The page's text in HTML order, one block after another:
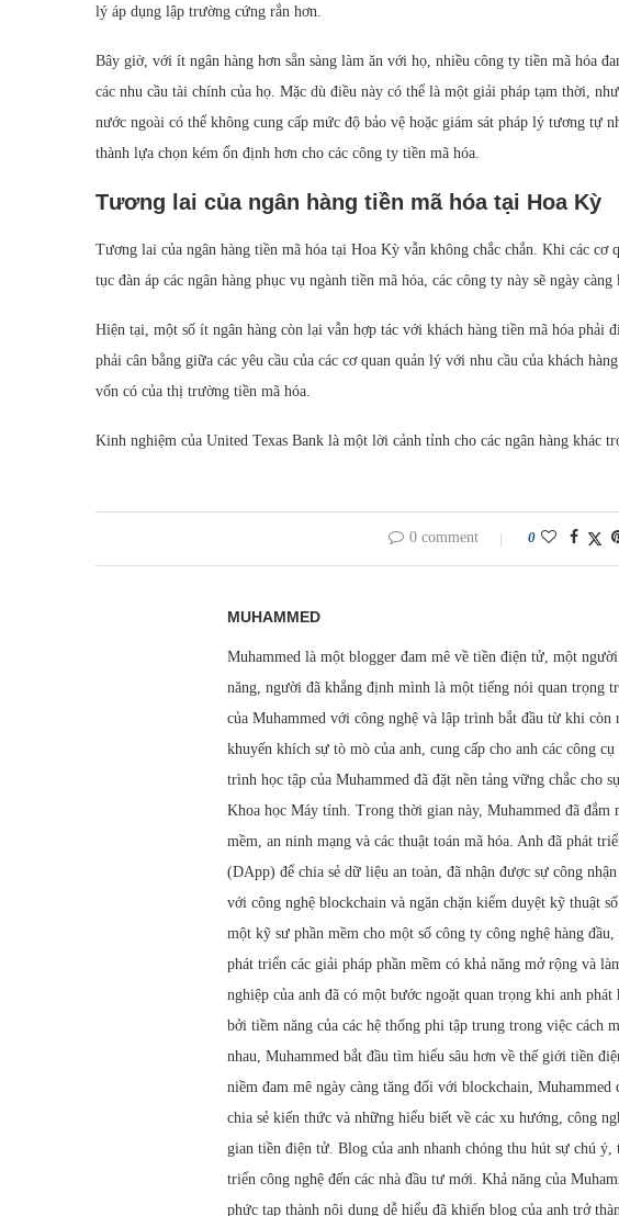
lý áp dụng lập trường cứng rắn hơn.
Bây giờ, với ít ngân hàng hơn sẵn sàng làm ăn với họ, nhiều công ty tiền mã hóa
các nhu cầu tài chính của họ. Mặc dù điều này có thể là một giải pháp tạm thời,
nước ngoài có thể không cung cấp mức độ bảo vệ hoặc giám sát pháp lý tương tự
thành lựa chọn kém ổn định hơn cho các công ty tiền mã hóa.
Tương lai của ngân hàng tiền mã hóa tại Hoa Kỳ
Tương lai của ngân hàng tiền mã hóa tại Hoa Kỳ vẫn không chắc chắn. Khi các
tục đàn áp các ngân hàng phục vụ ngành tiền mã hóa, các công ty này sẽ ngày
Hiện tại, một số ít ngân hàng còn lại vẫn hợp tác với khách hàng tiền mã hóa phải
phải cân bằng giữa các yêu cầu của các cơ quan quản lý với nhu cầu của khách
vốn có của thị trường tiền mã hóa.
Kinh nghiệm của United Texas Bank là một lời cảnh tỉnh cho các ngân hàng khác
0 comment 0
MUHAMMED
Muhammed là một blogger đam mê về tiền điện tử, một
năng, người đã khẳng định mình là một tiếng nói quan trọng
của Muhammed với công nghệ và lập trình bắt đầu từ khi còn
khuyến khích sự tò mò của anh, cung cấp cho anh các công
trình học tập của Muhammed đã đặt nền tảng vững chắc cho
Khoa học Máy tính. Trong thời gian này, Muhammed đã đắm
mềm, an ninh mạng và các thuật toán mã hóa. Anh đã phát
(DApp) để chia sẻ dữ liệu an toàn, đã nhận được sự công
với công nghệ blockchain và ngăn chặn kiểm duyệt kỹ thuật
một kỹ sư phần mềm cho một số công ty công nghệ hàng
phát triển các giải pháp phần mềm có khả năng mở rộng và
nghiệp của anh đã có một bước ngoặt quan trọng khi anh
bởi tiềm năng của các hệ thống phi tập trung trong việc cách
nhau, Muhammed bắt đầu tìm hiểu sâu hơn về thế giới tiền
niềm đam mê ngày càng tăng đối với blockchain,
chia sẻ kiến thức và những hiểu biết về các xu hướng, công
gian tiền điện tử. Blog của anh nhanh chóng thu hút sự chú
triển công nghệ đến các nhà đầu tư mới. Khả năng của
phức tạp thành nội dung dễ hiểu đã khiến blog của anh trở